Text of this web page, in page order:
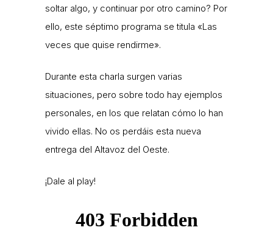
soltar algo, y continuar por otro camino? Por
ello, este séptimo programa se titula «Las
veces que quise rendirme».
Durante esta charla surgen varias
situaciones, pero sobre todo hay ejemplos
personales, en los que relatan cómo lo han
vivido ellas. No os perdáis esta nueva
entrega del Altavoz del Oeste.
¡Dale al play!